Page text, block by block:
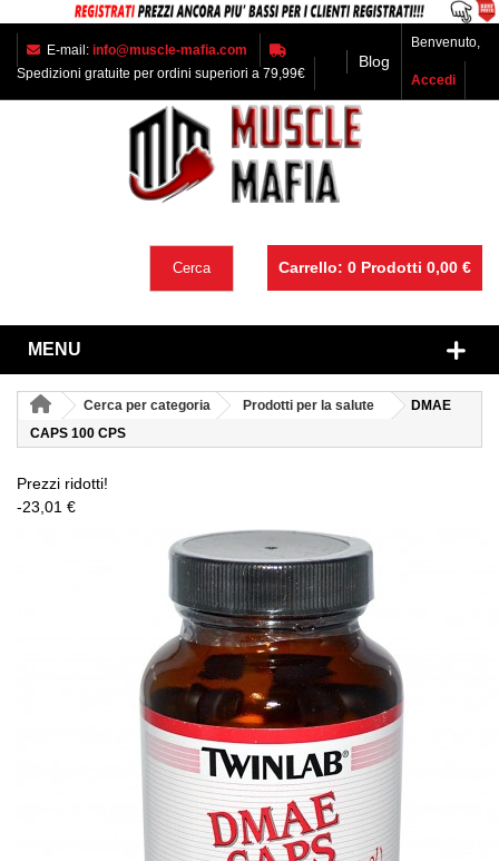
E-mail: info@muscle-mafia.com
Spedizioni gratuite per ordini superiori a 79,99€
Blog
Benvenuto,
Accedi
Carrello: 0 Prodotti 0,00 €
Cerca
MENU
Cerca per categoria Prodotti per la salute
DMAE
CAPS 100 CPS
Prezzi ridotti!
-23,01 €